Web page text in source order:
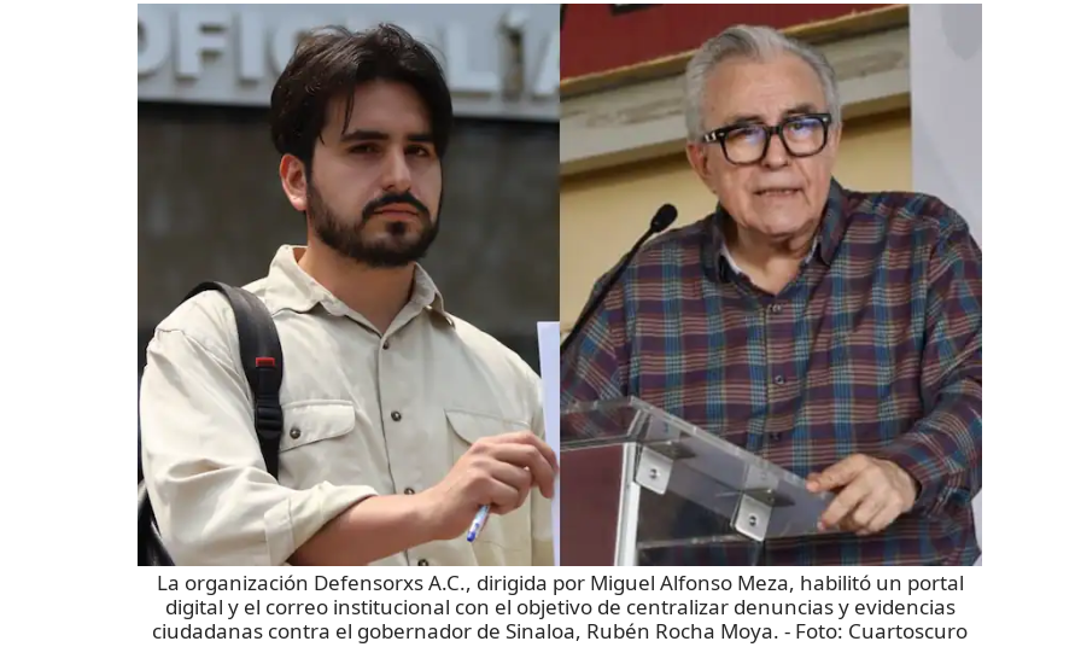
La organización Defensorxs A.C., dirigida por Miguel Alfonso Meza, habilitó un portal
digital y el correo institucional con el objetivo de centralizar denuncias y evidencias
ciudadanas contra el gobernador de Sinaloa, Rubén Rocha Moya. - Foto: Cuartoscuro